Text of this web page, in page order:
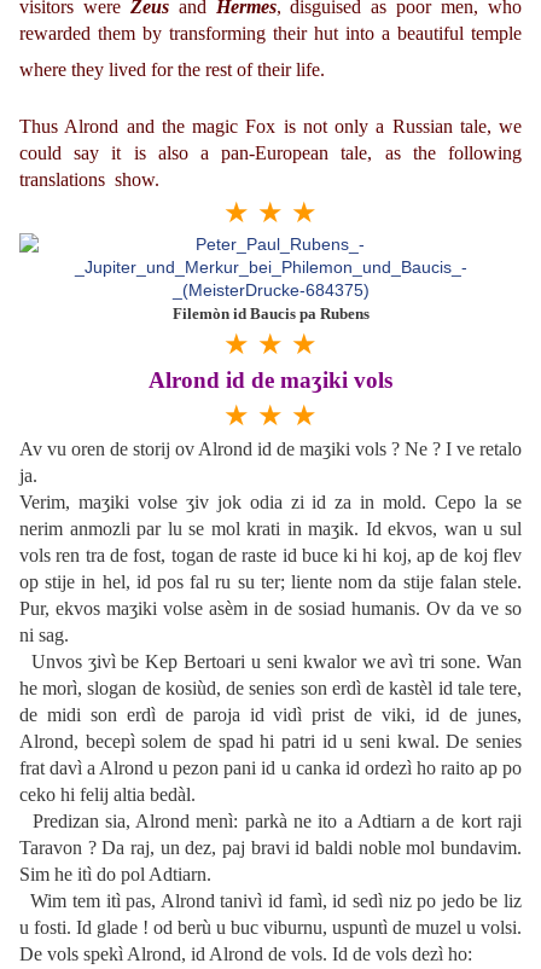
visitors were Zeusand Hermes, disguised as poor men, who
rewarded them by transforming their hut into a beautiful temple
where they lived for the rest of their life.
Thus Alrond and the magic Fox is not only a Russian tale, we
could say it is also a pan-European tale, as the following
translations show.
★ ★ ★
Filemòn id Baucis pa Rubens
★ ★ ★
Alrond id de maʒiki vols
★ ★ ★
Av vu oren de storij ov Alrond id de maʒiki vols ? Ne ? I ve retalo
ja.
Verim, maʒiki volse ʒiv jok odia zi id za in mold. Cepo la se
nerim anmozli par lu se mol krati in maʒik. Id ekvos, wan u sul
vols ren tra de fost, togan de raste id buce ki hi koj, ap de koj flev
op stije in hel, id pos fal ru su ter; liente nom da stije falan stele.
Pur, ekvos maʒiki volse asèm in de sosiad humanis. Ov da ve so
ni sag.
Unvos ʒivì be Kep Bertoari u seni kwalor we avì tri sone. Wan
he morì, slogan de kosiùd, de senies son erdì de kastèl id tale tere,
de midi son erdì de paroja id vidì prist de viki, id de junes,
Alrond, becepì solem de spad hi patri id u seni kwal. De senies
frat davì a Alrond u pezon pani id u canka id ordezì ho raito ap po
ceko hi felij altia bedàl.
Predizan sia, Alrond menì: parkà ne ito a Adtiarn a de kort raji
Taravon ? Da raj, un dez, paj bravi id baldi noble mol bundavim.
Sim he itì do pol Adtiarn.
Wim tem itì pas, Alrond tanivì id famì, id sedì niz po jedo be liz
u fosti. Id glade ! od berù u buc viburnu, uspuntì de muzel u volsi.
De vols spekì Alrond, id Alrond de vols. Id de vols dezì ho: